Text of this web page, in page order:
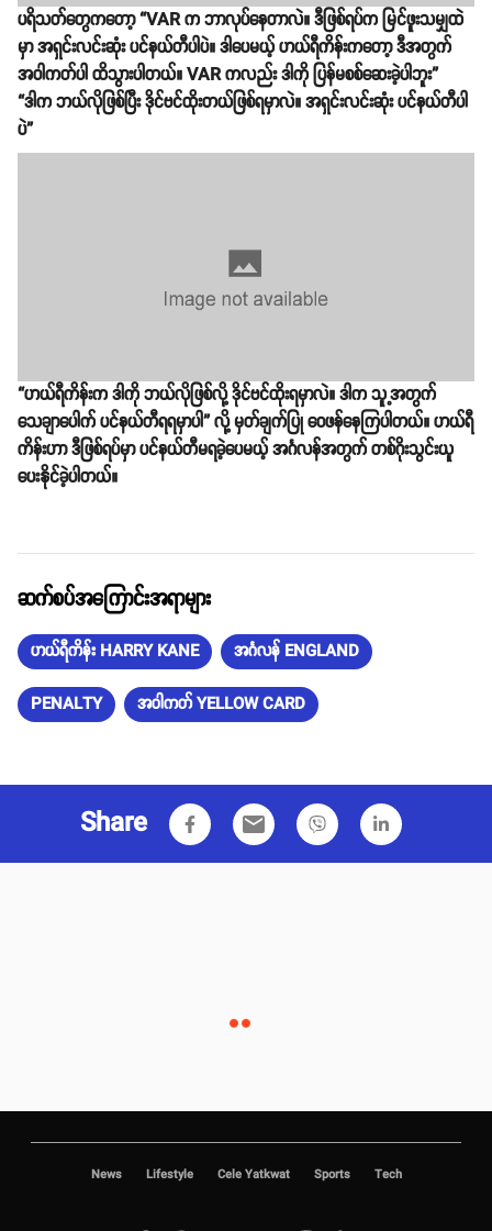
ပရိသတ်တွေကတော့ “VAR က ဘာလုပ်နေတာလဲ။ ဒီဖြစ်ရပ်က မြင်ဖူးသမျှထဲ
မှာ အရှင်းလင်းဆုံး ပင်နယ်တီပါပဲ။ ဒါပေမယ့် ဟယ်ရီကိန်းကတော့ ဒီအတွက်
အဝါကတ်ပါ ထိသွားပါတယ်။ VAR ကလည်း ဒါကို ပြန်မစစ်ဆေးခဲ့ပါဘူး”
“ဒါက ဘယ်လိုဖြစ်ပြီး ဒိုင်ဗင်ထိုးတယ်ဖြစ်ရမှာလဲ။ အရှင်းလင်းဆုံး ပင်နယ်တီပါ
ပဲ”
“ဟယ်ရီကိန်းက ဒါကို ဘယ်လိုဖြစ်လို့ ဒိုင်ဗင်ထိုးရမှာလဲ။ ဒါက သူ့အတွက်
သေချာပေါက် ပင်နယ်တီရရမှာပါ” လို့ မှတ်ချက်ပြု ဝေဖန်နေကြပါတယ်။ ဟယ်ရီ
ကိန်းဟာ ဒီဖြစ်ရပ်မှာ ပင်နယ်တီမရခဲ့ပေမယ့် အင်္ဂလန်အတွက် တစ်ဂိုးသွင်းယူ
ပေးနိုင်ခဲ့ပါတယ်။
ဆက်စပ်အကြောင်းအရာများ
ဟယ်ရီကိန်း HARRY KANE အင်္ဂလန် ENGLAND
PENALTY အဝါကတ် YELLOW CARD
Share email
News Lifestyle Cele Yatkwat Sports Tech